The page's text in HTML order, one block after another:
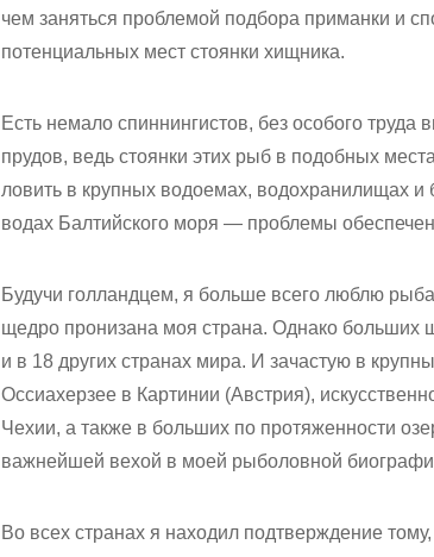
чем заняться проблемой подбора приманки и
потенциальных мест стоянки хищника.
Есть немало спиннингистов, без особого
прудов, ведь стоянки этих рыб в подобных
ловить в крупных водоемах, водохранилищах
водах Балтийского моря — проблемы
Будучи голландцем, я больше всего люблю
щедро пронизана моя страна. Однако больших
и в 18 других странах мира. И зачастую в
Оссиахерзее в Картинии (Австрия),
Чехии, а также в больших по протяженности
важнейшей вехой в моей рыболовной
Во всех странах я находил подтверждение